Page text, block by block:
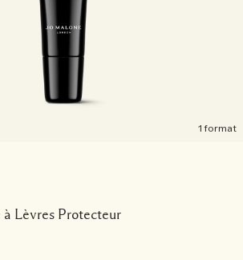
1 format
Lèvres Protecteur